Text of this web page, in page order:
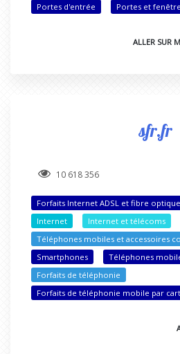
Portes d'entrée
Portes et
ALLER SUR
sfr.fr
10 618 356
Forfaits Internet ADSL et fibre optique
Internet
Internet et télécoms
Téléphones mobiles et accessoires
Smartphones
Téléphones
Forfaits de téléphonie
Forfaits de téléphonie mobile par